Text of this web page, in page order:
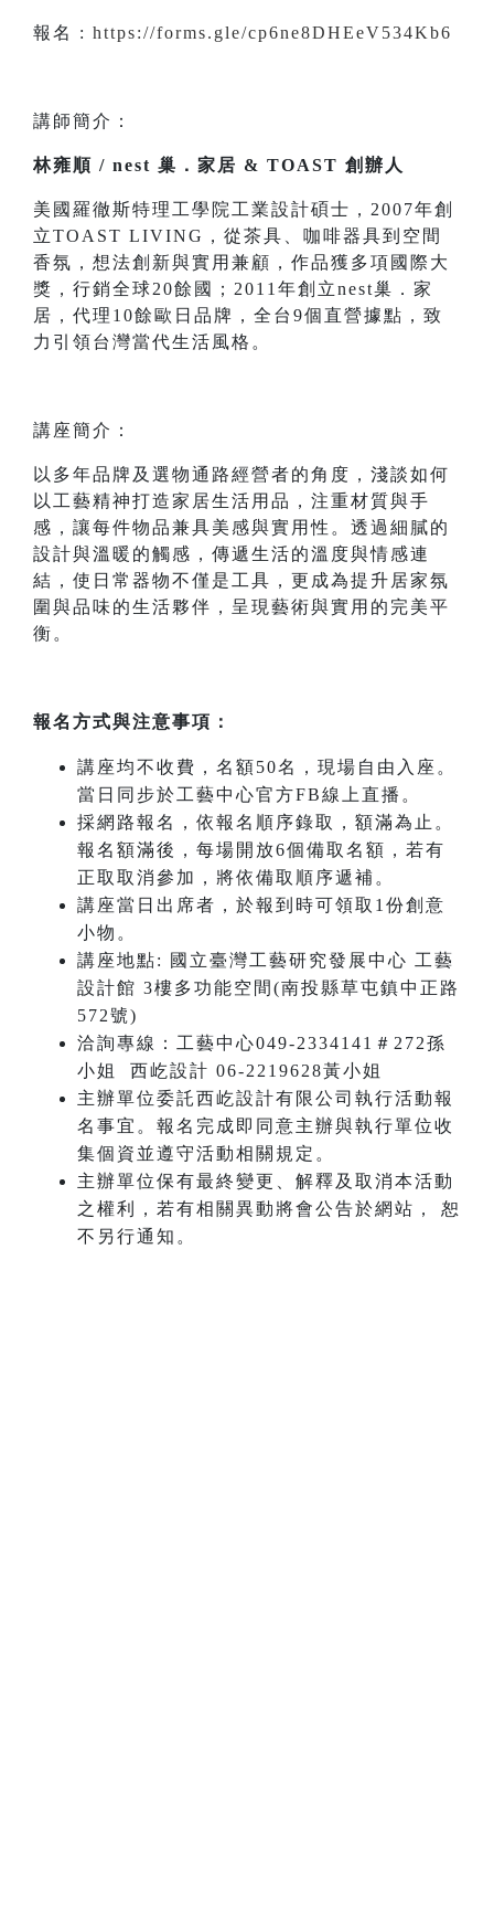
報名 : https://forms.gle/cp6ne8DHEeV534Kb6
講師簡介：
林雍順 / nest 巢．家居 & TOAST 創辦人
美國羅徹斯特理工學院工業設計碩士，2007年創
立TOAST LIVING，從茶具、咖啡器具到空間
香氛，想法創新與實用兼顧，作品獲多項國際大
獎，行銷全球20餘國；2011年創立nest巢．家
居，代理10餘歐日品牌，全台9個直營據點，致
力引領台灣當代生活風格。
講座簡介：
以多年品牌及選物通路經營者的角度，淺談如何
以工藝精神打造家居生活用品，注重材質與手
感，讓每件物品兼具美感與實用性。透過細膩的
設計與溫暖的觸感，傳遞生活的溫度與情感連
結，使日常器物不僅是工具，更成為提升居家氛
圍與品味的生活夥伴，呈現藝術與實用的完美平
衡。
報名方式與注意事項：
講座均不收費，名額50名，現場自由入座。
當日同步於工藝中心官方FB線上直播。
採網路報名，依報名順序錄取，額滿為止。
報名額滿後，每場開放6個備取名額，若有
正取取消參加，將依備取順序遞補。
講座當日出席者，於報到時可領取1份創意
小物。
講座地點: 國立臺灣工藝研究發展中心 工藝
設計館 3樓多功能空間(南投縣草屯鎮中正路
572號)
洽詢專線：工藝中心049-2334141＃272孫
小姐 西屹設計 06-2219628黃小姐
主辦單位委託西屹設計有限公司執行活動報
名事宜。報名完成即同意主辦與執行單位收
集個資並遵守活動相關規定。
主辦單位保有最終變更、解釋及取消本活動
之權利，若有相關異動將會公告於網站， 恕
不另行通知。